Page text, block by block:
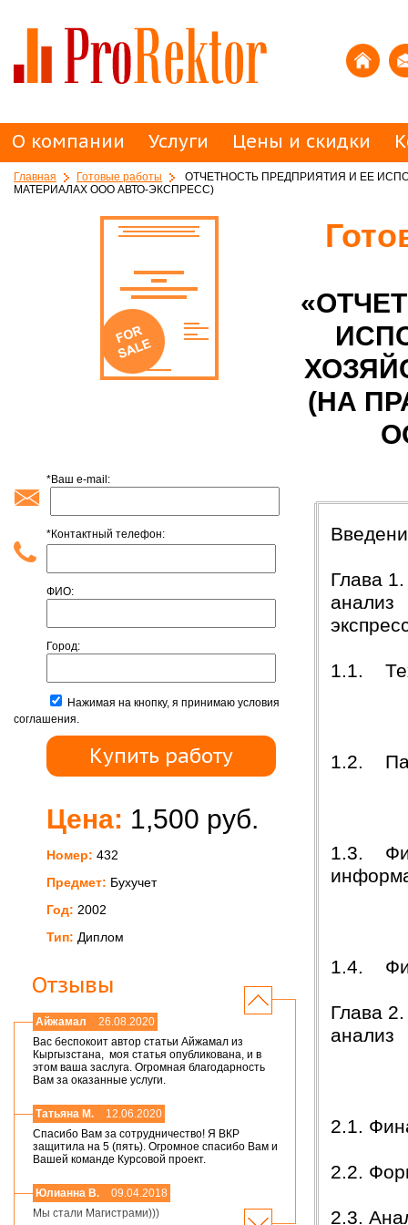
О компании Услуги Цены и скидки
Главная Готовые работы
ОТЧЕТНОСТЬ ПРЕДПРИЯТИЯ И ЕЕ
МАТЕРИАЛАХ ООО АВТО-ЭКСПРЕСС)
(НА
*Ваш e-mail:
*Контактный телефон:
ФИО:
Город:
Нажимая на кнопку, я принимаю условия
соглашения.
Цена: 1,500 руб.
Номер: 432
Предмет: Бухучет
Год: 2002
Тип: Диплом
Отзывы
Айжамал
26.08.2020
Вас беспокоит автор статьи Айжамал из
Кыргызстана, моя статья опубликована, и в
этом ваша заслуга. Огромная благодарность
Вам за оказанные услуги.
Татьяна М.
12.06.2020
Спасибо Вам за сотрудничество! Я ВКР
защитила на 5 (пять). Огромное спасибо Вам и
Вашей команде Курсовой проект.
Юлианна В.
09.04.2018
Мы стали Магистрами)))
Глава
анализ
1.1.
1.2.
1.3.
1.4.
Глава
анализ
2.1.
2.2.
2.3.